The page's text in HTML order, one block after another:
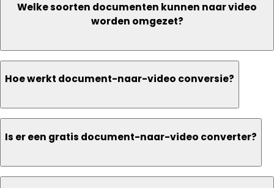
Welke soorten documenten kunnen naar video
worden omgezet?
Hoe werkt document-naar-video conversie?
Is er een gratis document-naar-video converter?